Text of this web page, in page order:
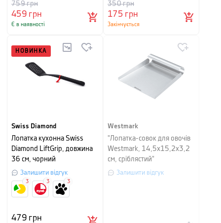
459грн
759грн
Є в наявності
175грн
350грн
Закінчується
НОВИНКА
Swiss Diamond
Лопатка кухонна Swiss
Diamond LiftGrip, довжина
36 см, чорний
Залишити відгук
479грн
3 3 3
Westmark
"Лопатка-совок для овочів
Westmark, 14,5x15,2x3,2
см, сріблястий"
Залишити відгук